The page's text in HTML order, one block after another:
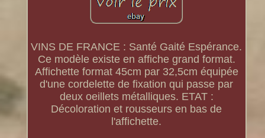
VINS DE FRANCE : Santé Gaité Espérance.
Ce modèle existe en affiche grand format.
Affichette format 45cm par 32,5cm équipée
d'une cordelette de fixation qui passe par
deux oeillets métalliques. ETAT :
Décoloration et rousseurs en bas de
l'affichette.